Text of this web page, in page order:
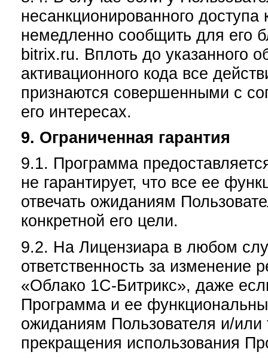
несанкционированного доступа
немедленно сообщить для его
bitrix.ru. Вплоть до указанного
активационного кода все
признаются совершенными с
его интересах.
9. Ограниченная гарантия
9.1. Программа
не гарантирует, что все ее
отвечать ожиданиям
конкретной его цели.
9.2. На Лицензиара в любом
ответственность за
«Облако 1С-Битрикс», даже
Программа и ее
ожиданиям Пользователя и/или
прекращения использования